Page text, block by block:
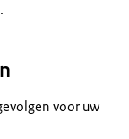
voor uw